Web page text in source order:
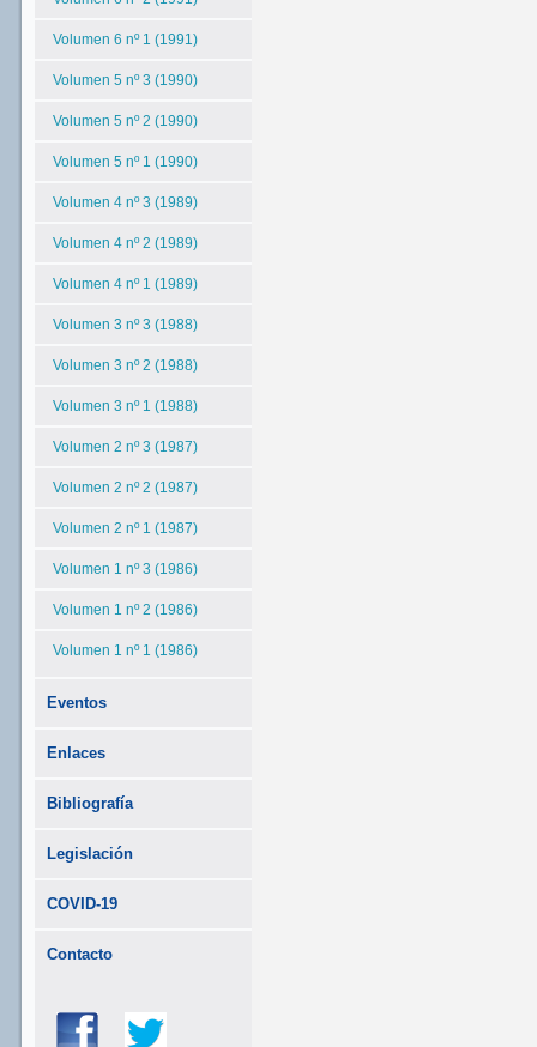
Volumen 6 nº 1 (1991)
Volumen 5 nº 3 (1990)
Volumen 5 nº 2 (1990)
Volumen 5 nº 1 (1990)
Volumen 4 nº 3 (1989)
Volumen 4 nº 2 (1989)
Volumen 4 nº 1 (1989)
Volumen 3 nº 3 (1988)
Volumen 3 nº 2 (1988)
Volumen 3 nº 1 (1988)
Volumen 2 nº 3 (1987)
Volumen 2 nº 2 (1987)
Volumen 2 nº 1 (1987)
Volumen 1 nº 3 (1986)
Volumen 1 nº 2 (1986)
Volumen 1 nº 1 (1986)
Eventos
Enlaces
Bibliografía
Legislación
COVID-19
Contacto